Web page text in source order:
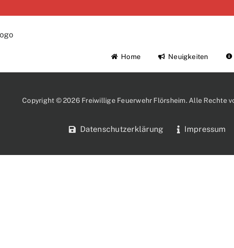
Home Neuigkeiten
Copyright © 2026 Freiwillige Feuerwehr Flörsheim. Alle Rechte
Datenschutzerklärung Impressum